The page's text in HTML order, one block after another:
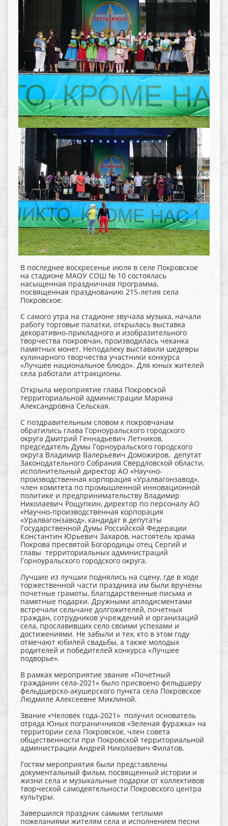
В последнее воскресенье июля в селе Покровское
на стадионе МАОУ СОШ № 10 состоялась
насыщенная праздничная программа,
посвященная празднованию 215-летия села
Покровское.
С самого утра на стадионе звучала музыка, начали
работу торговые палатки, открылась выставка
декоративно-прикладного и изобразительного
творчества покровчан, производилась чеканка
памятных монет. Неподалеку выставили шедевры
кулинарного творчества участники конкурса
«Лучшее национальное блюдо». Для юных жителей
села работали аттракционы.
Открыла мероприятие глава Покровской
территориальной администрации Марина
Александровна Сельская.
С поздравительным словом к покровчанам
обратились глава Горноуральского городского
округа Дмитрий Геннадьевич Летников,
председатель Думы Горноуральского городского
округа Владимир Валерьевич Доможиров, депутат
Законодательного Собрания Свердловской области,
исполнительный директор АО «Научно-
производственная корпорация «Уралвагонзавод»,
член комитета по промышленной инновационной
политике и предпринимательству Владимир
Николаевич Рощупкин, директор по персоналу АО
«Научно-производственная корпорация
«Уралвагонзавод», кандидат в депутаты
Государственной Думы Российской Федерации
Константин Юрьевич Захаров, настоятель храма
Покрова пресвятой Богородицы отец Сергий и
главы территориальных администраций
Горноуральского городского округа.
Лучшие из лучших поднялись на сцену, где в ходе
торжественной части праздника им были вручены
почетные грамоты, благодарственные письма и
памятные подарки. Дружными аплодисментами
встречали сельчане долгожителей, почетных
граждан, сотрудников учреждений и организаций
села, прославивших село своими успехами и
достижениями. Не забыли и тех, кто в этом году
отмечают юбилей свадьбы, а также молодых
родителей и победителей конкурса «Лучшее
подворье».
В рамках мероприятие звание «Почетный
гражданин села-2021» было присвоено фельдшеру
фельдшерско-акушерского пункта села Покровское
Людмиле Алексеевне Миклиной.
Звание «Человек года-2021» получил основатель
отряда Юных пограничников «Зеленая фуражка» на
территории села Покровское, член совета
общественности при Покровской территориальной
администрации Андрей Николаевич Филатов.
Гостям мероприятия были представлены
документальный фильм, посвященный истории и
жизни села и музыкальные подарки от коллективов
творческой самодеятельности Покровского центра
культуры.
Завершился праздник самыми теплыми
пожеланиями жителям села и исполнением песни